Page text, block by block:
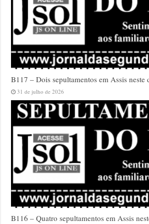
B117 – Dois sepultamentos em Assis neste
31 de julho de 2026
B116 – Quatro sepultamentos em Assis